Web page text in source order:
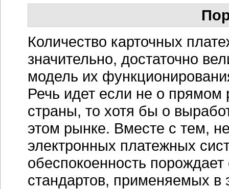
Количество карточных
значительно, достаточно
модель их
Речь идет если не о
страны, то хотя бы о
этом рынке. Вместе с тем,
электронных платежных
обеспокоенность порождает
стандартов, применяемых в